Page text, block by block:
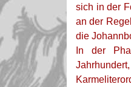
sich in der
an der
die
In der